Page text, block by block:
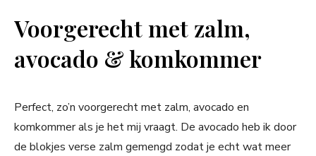
Voorgerecht met zalm,
avocado & komkommer
Perfect, zo’n voorgerecht met zalm, avocado en
komkommer als je het mij vraagt. De avocado heb ik door
de blokjes verse zalm gemengd zodat je echt wat meer